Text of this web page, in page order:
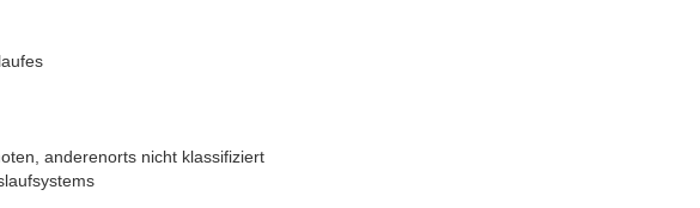
anderenorts nicht klassifiziert